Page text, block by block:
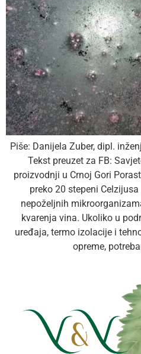
Piše: Danijela Zuber, dipl.
Tekst preuzet za FB:
proizvodnji u Crnoj Gori
preko 20 stepeni
nepoželjnih
kvarenja vina. Ukoliko u
uređaja, termo izolacije i
opreme,